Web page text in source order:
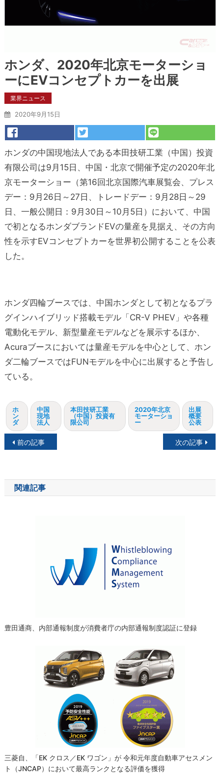
ホンダ、2020年北京モーターショ
ーにEVコンセプトカーを出展
業界ニュース
2020年9月15日
ホンダの中国現地法人である本田技研工業（中国）投資
有限公司は9月15日、中国・北京で開催予定の2020年北
京モーターショー（第16回北京国際汽車展覧会、プレス
デー：9月26日～27日、トレードデー：9月28日～29
日、一般公開日：9月30日～10月5日）において、中国
で初となるホンダブランドEVの量産を見据え、その方向
性を示すEVコンセプトカーを世界初公開することを公表
した。
ホンダ四輪ブースでは、中国ホンダとして初となるプラ
グインハイブリッド搭載モデル「CR-V PHEV」や各種
電動化モデル、新型量産モデルなどを展示するほか、
Acuraブースにおいては量産モデルを中心として、ホン
ダ二輪ブースではFUNモデルを中心に出展すると予告し
ている。
ホ
ン
ダ
中国
現地
法人
本田技研工業
（中国）投資有
限公司
2020年北京
モーターショ
ー
出展
概要
公表
投
ナ
ビ
前の記事 次の記事
関連記事
豊田通商、内部通報制度が消費者庁の内部通報制度認証に登録
三菱自、「eK クロス／eK ワゴン」が 令和元年度自動車アセスメン
ト（JNCAP）において最高ランクとなる評価を獲得